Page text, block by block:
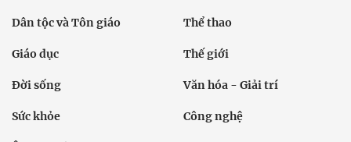
Dân tộc và Tôn giáo Thể thao
Giáo dục Thế giới
Đời sống Văn hóa - Giải trí
Sức khỏe Công nghệ